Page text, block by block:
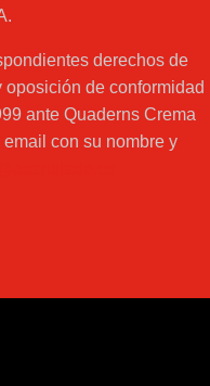
derechos de
de conformidad
ante Quaderns Crema
con su nombre y